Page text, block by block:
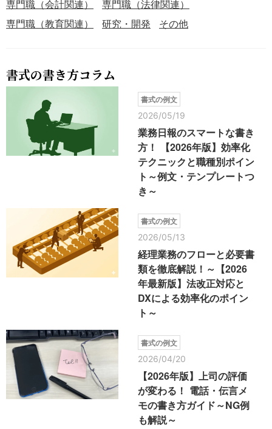
専門職（会計関連）
専門職（法律関連）
専門職（教育関連）
研究・開発 その他
書式の書き方コラム
書式の例文
2026/05/19
業務日報のスマートな書き
方！ 【2026年版】効率化
テクニックと職種別ポイン
ト～例文・テンプレートつ
き～
書式の例文
2026/05/13
経理業務のフローと必要書
類を徹底解説！～【2026
年最新版】法改正対応と
DXによる効率化のポイン
ト～
書式の例文
2026/04/20
【2026年版】上司の評価
が変わる！ 電話・伝言メ
モの書き方ガイド～NG例
も解説～